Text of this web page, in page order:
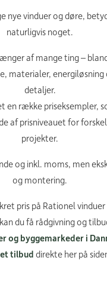
nye vinduer og døre,
naturligvis noget.
af mange ting –
materialer, energiløsning
detaljer.
en række priseksempler,
af prisniveauet for
projekter.
og inkl. moms, men
og montering.
pris på Rationel
du få rådgivning og
og byggemarkeder i
tilbud direkte her på